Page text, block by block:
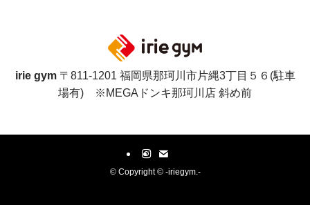
irie gym〒811-1201 福岡県那珂川市片縄3丁目５６(駐車
場有) ※MEGAドンキ那珂川店 斜め前
©Copyright © -iriegym.-